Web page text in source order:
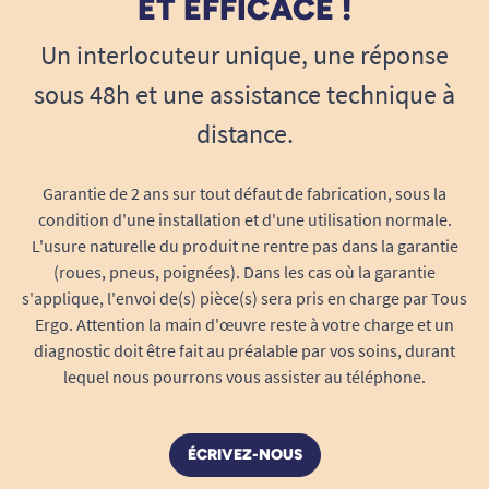
Changement moins fréquent grâce à une
technologie d’absorption rapide et
intégrale
Adapté à une utilisation de jour comme de
une discrétion optimale
Le systèmeanti-odeurinnovant intégré au
change Super Plus retient et neutralise
efficacement les mauvaises odeurs, offrant à
l’utilisateur une tranquillité d’esprit et un
sentiment de fraîcheur, même après de
nombreuses heures. Ce système favorise
soit à domicile ou en situation de mobilité.
Discrétion assurée : aucune odeur
ET EFFICACE !
Un interlocuteur unique, une réponse
sous 48h et une assistance technique à
distance.
Garantie de 2 ans sur tout défaut de fabrication, sous la
condition d'une installation et d'une utilisation normale.
L'usure naturelle du produit ne rentre pas dans la garantie
(roues, pneus, poignées). Dans les cas où la garantie
s'applique, l'envoi de(s) pièce(s) sera pris en charge par Tous
Ergo. Attention la main d'œuvre reste à votre charge et un
diagnostic doit être fait au préalable par vos soins, durant
lequel nous pourrons vous assister au téléphone.
ÉCRIVEZ-NOUS